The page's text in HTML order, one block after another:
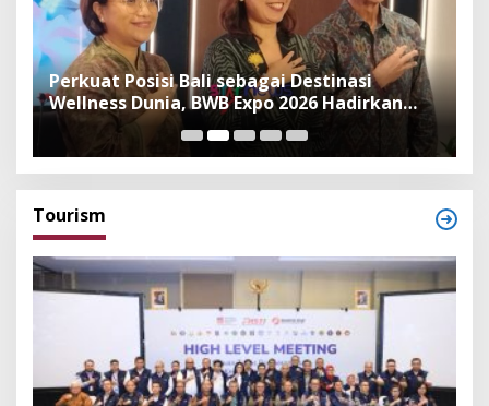
Perkuat Posisi Bali sebagai Destinasi
Wellness Dunia, BWB Expo 2026 Hadirkan
Exhibitor Nasional dan Global
Tourism